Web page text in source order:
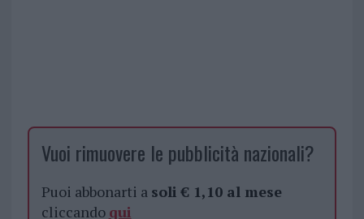
Vuoi rimuovere le pubblicità nazionali?
Puoi abbonarti a soli € 1,10 al mese
cliccando qui